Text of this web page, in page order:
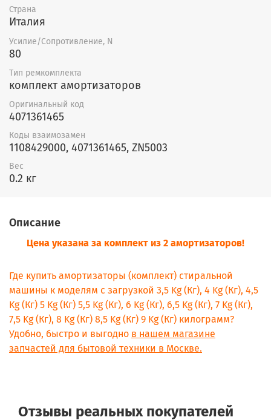
Страна
Италия
Усилие/Сопротивление, N
80
Тип ремкомплекта
комплект амортизаторов
Оригинальный код
4071361465
Коды взаимозамен
1108429000, 4071361465, ZN5003
Вес
0.2 кг
Описание
Цена указана за комплект из 2 амортизаторов!
Где купить амортизаторы (комплект) стиральной
машины к моделям с загрузкой 3,5 Kg (Кг), 4 Kg (Кг), 4,5
Kg (Кг) 5 Kg (Кг) 5,5 Kg (Кг), 6 Kg (Кг), 6,5 Kg (Кг), 7 Kg (Кг),
7,5 Kg (Кг), 8 Kg (Кг) 8,5 Kg (Кг) 9 Kg (Кг) килограмм?
Удобно, быстро и выгодно в нашем магазине
запчастей для бытовой техники в Москве.
Отзывы реальных покупателей